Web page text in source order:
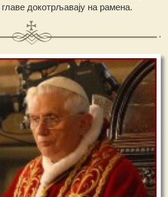
докотрљавају на рамена.